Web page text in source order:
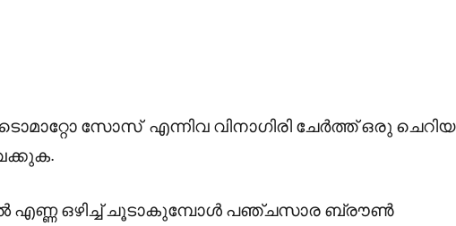
സോസ് എന്നിവ വിനാഗിരി ചേർത്ത് ഒരു ചെറിയ
എണ്ണ ഒഴിച്ച് ചൂടാകുമ്പോൾ പഞ്ചസാര ബ്രൗൺ